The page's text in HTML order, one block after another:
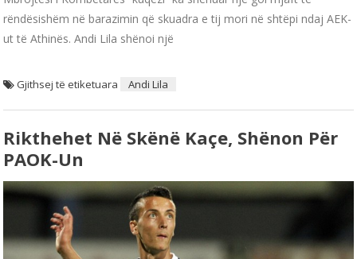
rëndësishëm në barazimin që skuadra e tij mori në shtëpi ndaj AEK-
ut të Athinës. Andi Lila shënoi një
Gjithsej të etiketuara Andi Lila
Rikthehet Në Skënë Kaçe, Shënon Për
PAOK-Un